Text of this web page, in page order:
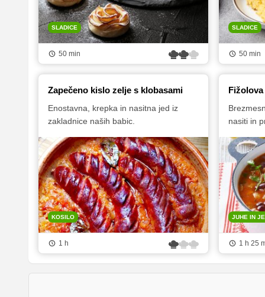
SLADICE
50 min
SLADICE
50 min
Zapečeno kislo zelje s klobasami
Enostavna, krepka in nasitna jed iz
zakladnice naših babic.
KOSILO
1 h
nasiti in
JUHE IN
1 h 25